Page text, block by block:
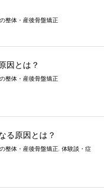
整体・産後骨盤矯正
因とは？
整体・産後骨盤矯正
る原因とは？
整体・産後骨盤矯正, 体験談・症